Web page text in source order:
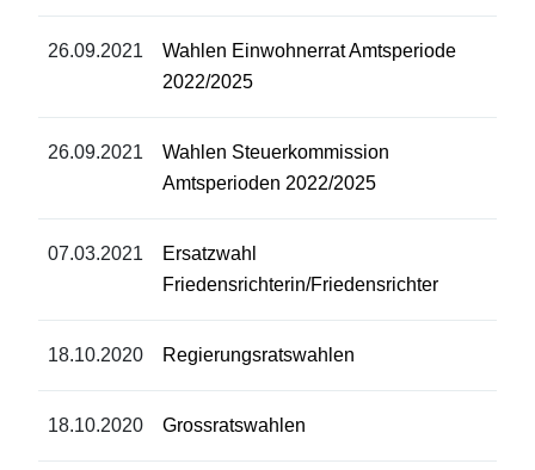
26.09.2021
Wahlen Einwohnerrat Amtsperiode
2022/2025
26.09.2021
Wahlen Steuerkommission
Amtsperioden 2022/2025
07.03.2021
Ersatzwahl
Friedensrichterin/Friedensrichter
18.10.2020 Regierungsratswahlen
18.10.2020 Grossratswahlen